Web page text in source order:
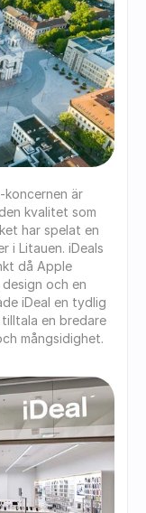
koncernen är
kvalitet som
har spelat en
i Litauen. iDeals
då Apple
och en
iDeal en tydlig
en bredare
mångsidighet.